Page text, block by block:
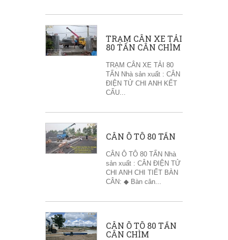
TRẠM CÂN XE TẢI
80 TẤN CÂN CHÌM
TRẠM CÂN XE TẢI 80
TẤN Nhà sản xuất : CÂN
ĐIỆN TỬ CHI ANH KẾT
CẤU...
CÂN Ô TÔ 80 TẤN
CÂN Ô TÔ 80 TẤN Nhà
sản xuất : CÂN ĐIỆN TỬ
CHI ANH CHI TIẾT BÀN
CÂN: ◆ Bàn cân...
CÂN Ô TÔ 80 TẤN
CÂN CHÌM